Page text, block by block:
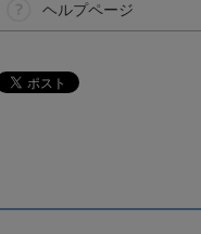
ヘルプページ